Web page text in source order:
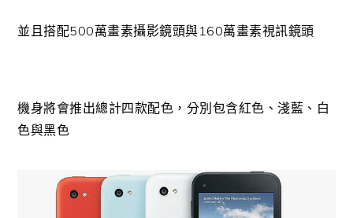
並且搭配500萬畫素攝影鏡頭與160萬畫素視訊鏡頭
機身將會推出總計四款配色，分別包含紅色、淺藍、白
色與黑色